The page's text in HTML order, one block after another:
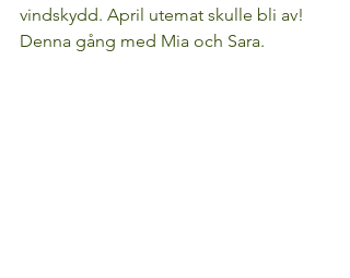
vindskydd. April utemat skulle bli av!
Denna gång med Mia och Sara.